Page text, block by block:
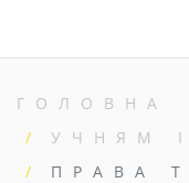
ГОЛОВНА
УЧНЯМ
ПРАВА